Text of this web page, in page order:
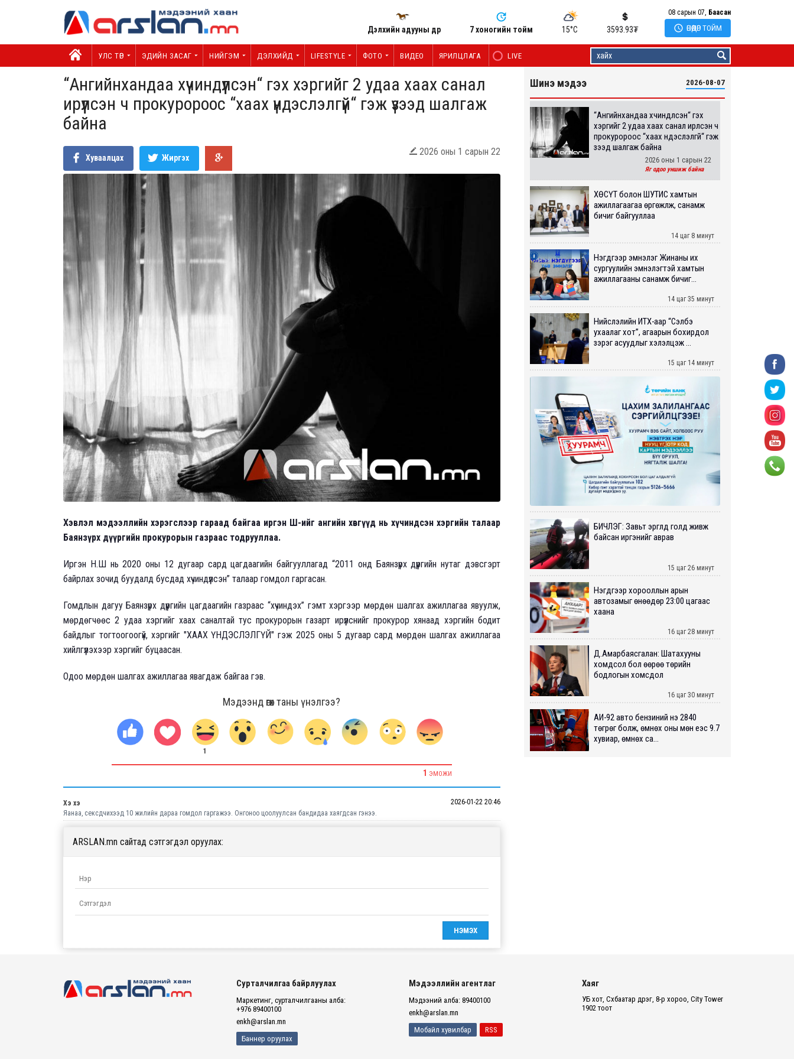
Дэлхийн адууны өдөр 7 хоногийн тойм 15°C 3593.93₮
08 сарын 07, Баасан
 ӨНӨӨДӨР ТОЙМ
УЛС ТӨР ЭДИЙН ЗАСАГ НИЙГЭМ ДЭЛХИЙД LIFESTYLE ФОТО ВИДЕО ЯРИЛЦЛАГА LIVE
“Ангийнхандаа хүчиндүүлсэн“ гэх хэргийг 2 удаа хаах санал
ирүүлсэн ч прокуророос “хаах үндэслэлгүй“ гэж үзээд шалгаж
байна
Хуваалцах Жиргэх
 2026 оны 1 сарын 22
Хэвлэл мэдээллийн хэрэгслээр гараад байгаа иргэн Ш-ийг ангийн хөвгүүд нь хүчиндсэн хэргийн талаар
Баянзүрх дүүргийн прокурорын газраас тодрууллаа.
Иргэн Н.Ш нь 2020 оны 12 дугаар сард цагдаагийн байгууллагад “2011 онд Баянзүрх дүүргийн нутаг дэвсгэрт
байрлах зочид буудалд бусдад хүчиндүүлсэн” талаар гомдол гаргасан.
Гомдлын дагуу Баянзүрх дүүргийн цагдаагийн газраас “хүчиндэх” гэмт хэргээр мөрдөн шалгах ажиллагаа явуулж,
мөрдөгчөөс 2 удаа хэргийг хаах саналтай тус прокурорын газарт ирүүлснийг прокурор хянаад хэргийн бодит
байдлыг тогтоогоогүй, хэргийг "ХААХ ҮНДЭСЛЭЛГҮЙ" гэж 2025 оны 5 дугаар сард мөрдөн шалгах ажиллагаа
хийлгүүлэхээр хэргийг буцаасан.
Одоо мөрдөн шалгах ажиллагаа явагдаж байгаа гэв.
Мэдээнд өгөх таны үнэлгээ?
1
1 ЭМОЖИ
Хэ хэ
2026-01-22 20:46
Яанаа, сексдчихээд 10 жилийн дараа гомдол гаргажээ. Онгоноо цоолуулсан бандидаа хаягдсан гэнээ.
ARSLAN.mn сайтад сэтгэгдэл оруулах:
Шинэ мэдээ 2026-08-07
“Ангийнхандаа хүчиндүүлсэн“ гэх
хэргийг 2 удаа хаах санал ирүүлсэн ч
прокуророос “хаах үндэслэлгүй“ гэж
үзээд шалгаж байна
2026 оны 1 сарын 22
Яг одоо уншиж байна
ХӨСҮТ болон ШУТИС хамтын
ажиллагаагаа өргөжүүлж, санамж
бичиг байгууллаа
14 цаг 8 минут
Нэгдүгээр эмнэлэг Жинаны их
сургуулийн эмнэлэгтэй хамтын
ажиллагааны санамж бичиг...
14 цаг 35 минут
Нийслэлийн ИТХ-аар “Сэлбэ
ухаалаг хот”, агаарын бохирдол
зэрэг асуудлыг хэлэлцэж ...
15 цаг 14 минут
БИЧЛЭГ: Завьт эргүүлүүд голд живж
байсан иргэнийг аврав
15 цаг 26 минут
Нэгдүгээр хорооллын арын
автозамыг өнөөдөр 23:00 цагаас
хаана
16 цаг 28 минут
Д.Амарбаясгалан: Шатахууны
хомдсол бол өөрөө төрийн
бодлогын хомсдол
16 цаг 30 минут
АИ-92 авто бензиний үнэ 2840
төгрөг болж, өмнөх оны мөн үеэс 9.7
хувиар, өмнөх са...
Баянхошууны авто замын барилгын
Сурталчилгаа байрлуулах
Маркетинг, сурталчилгааны алба:
+976 89400100
enkh@arslan.mn
Баннер оруулах
Мэдээллийн агентлаг
Мэдээний алба: 89400100
enkh@arslan.mn
Мобайл хувилбар
RSS
Хаяг
УБ хот, Сүхбаатар дүүрэг, 8-р хороо, City Tower
1902 тоот